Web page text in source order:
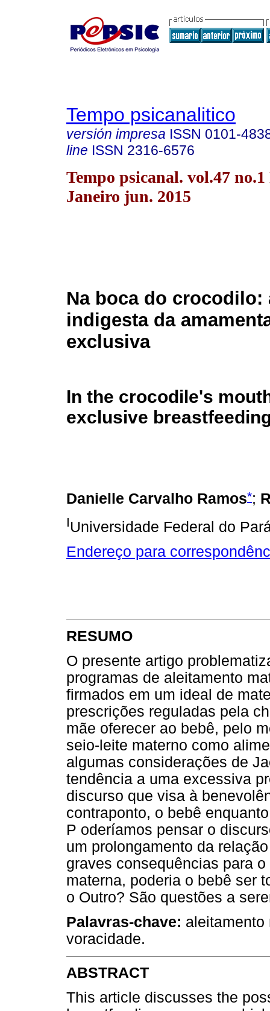
Tempo psicanalitico
versión impresa ISSN 0101-
line ISSN 2316-6576
Tempo psicanal. vol.47 no.1
Janeiro jun. 2015
Na boca do crocodilo:
indigesta da
exclusiva
In the crocodile's
exclusive
Danielle Carvalho Ramos*;
IUniversidade Federal do
Endereço para
RESUMO
O presente artigo
programas de aleitamento
firmados em um ideal de
prescrições reguladas pela
mãe oferecer ao bebê, pelo
seio-leite materno como
algumas considerações de
tendência a uma excessiva
discurso que visa à
contraponto, o bebê
P oderíamos pensar o
um prolongamento da
graves consequências para
materna, poderia o bebê ser
o Outro? São questões a
Palavras-chave: aleitamento
voracidade.
ABSTRACT
This article discusses the